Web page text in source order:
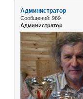
Администратор
Сообщений: 989
Администратор